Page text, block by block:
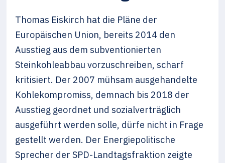
Thomas Eiskirch hat die Pläne der
Europäischen Union, bereits 2014 den
Ausstieg aus dem subventionierten
Steinkohleabbau vorzuschreiben, scharf
kritisiert. Der 2007 mühsam ausgehandelte
Kohlekompromiss, demnach bis 2018 der
Ausstieg geordnet und sozialverträglich
ausgeführt werden solle, dürfe nicht in Frage
gestellt werden. Der Energiepolitische
Sprecher der SPD-Landtagsfraktion zeigte